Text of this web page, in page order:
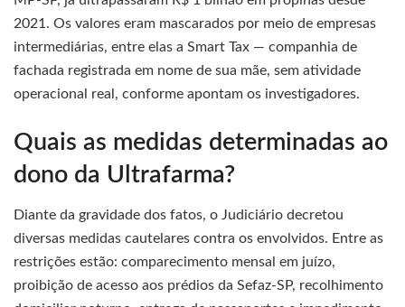
2021. Os valores eram mascarados por meio de empresas
intermediárias, entre elas a Smart Tax — companhia de
fachada registrada em nome de sua mãe, sem atividade
operacional real, conforme apontam os investigadores.
Quais as medidas determinadas ao
dono da Ultrafarma?
Diante da gravidade dos fatos, o Judiciário decretou
diversas medidas cautelares contra os envolvidos. Entre as
restrições estão: comparecimento mensal em juízo,
proibição de acesso aos prédios da Sefaz-SP, recolhimento